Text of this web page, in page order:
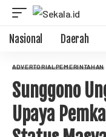
Nasional Daerah
ADVERTORIALPEMERINTAHAN
Sunggono
Upaya